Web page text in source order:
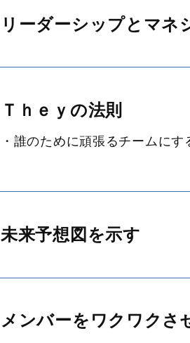
リーダーシップとマネ
Ｔｈｅｙの法則
・誰のために頑張るチームにす
未来予想図を示す
メンバーをワクワクさ